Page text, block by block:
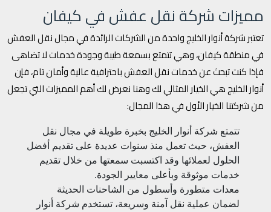
مميزات شركة نقل عفش في كيفان
تعتبر شركة أنوار الخليج واحدة من الشركات الرائدة في مجال نقل العفش
في منطقة كيفان، وهي تتمتع بسمعة طيبة وجودة خدمات لا تضاهى
فإذا كنت تبحث عن خدمات نقل العفش باحترافية عالية وأمان تام، فإن
أنوار الخليج هي الخيار المثالي لك وهنا نعرض لك أهم المميزات التي تجعل
من شركتنا الخيار الأول في هذا المجال:
تتمتع شركة أنوار الخليج بخبرة طويلة في مجال نقل
العفش، حيث تعمل منذ سنوات عديدة على تقديم أفضل
الحلول لعملائها وقد اكتسبت سمعتها من خلال تقديم
خدمات موثوقة وبأعلى معايير الجودة.
معدات متطورة وأسطول من الشاحنات الحديثة
لضمان عملية نقل آمنة وسريعة، تستخدم شركة أنوار